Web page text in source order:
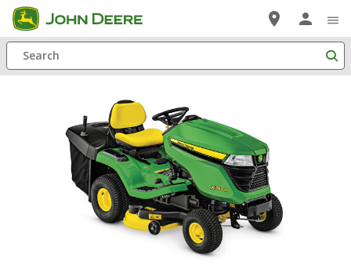
Saltar
a
contenido
principal
Search